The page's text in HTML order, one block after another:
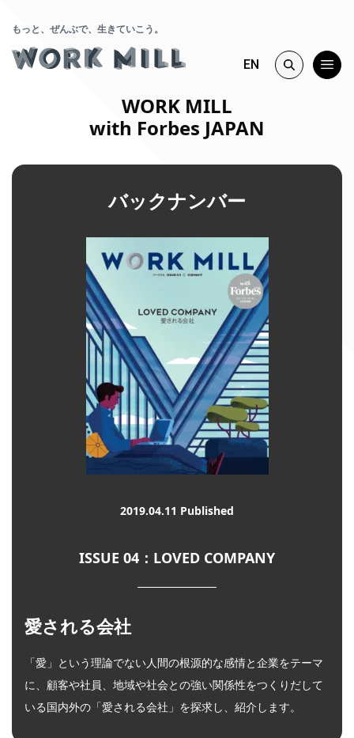
もっと、ぜんぶで、生きていこう。
EN
WORK MILL
with Forbes JAPAN
バックナンバー
2019.04.11 Published
ISSUE 04：LOVED COMPANY
愛される会社
「愛」という理論でない人間の根源的な感情と企業をテーマ
に、顧客や社員、地域や社会との強い関係性をつくりだして
いる国内外の「愛される会社」を探求し、紹介します。